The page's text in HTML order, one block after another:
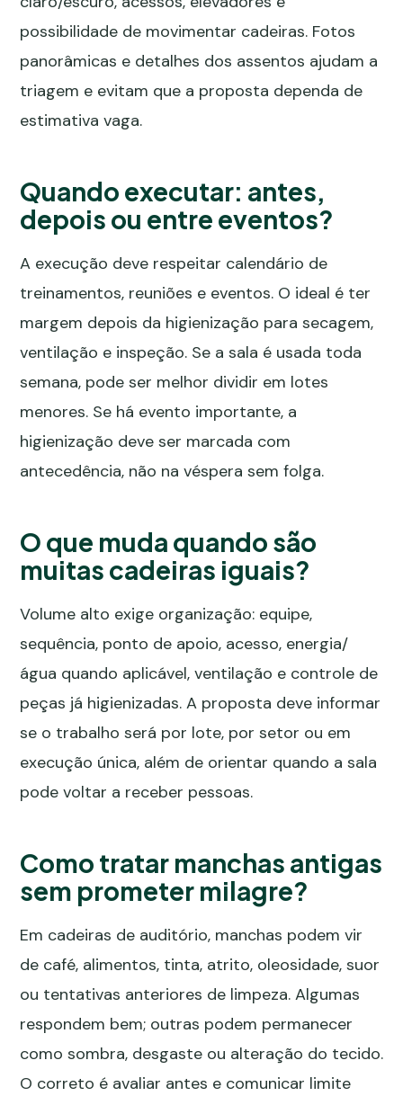
possibilidade de movimentar cadeiras. Fotos
panorâmicas e detalhes dos assentos ajudam a
triagem e evitam que a proposta dependa de
estimativa vaga.
Quando executar: antes,
depois ou entre eventos?
A execução deve respeitar calendário de
treinamentos, reuniões e eventos. O ideal é ter
margem depois da higienização para secagem,
ventilação e inspeção. Se a sala é usada toda
semana, pode ser melhor dividir em lotes
menores. Se há evento importante, a
higienização deve ser marcada com
antecedência, não na véspera sem folga.
O que muda quando são
muitas cadeiras iguais?
Volume alto exige organização: equipe,
sequência, ponto de apoio, acesso, energia/
água quando aplicável, ventilação e controle de
peças já higienizadas. A proposta deve informar
se o trabalho será por lote, por setor ou em
execução única, além de orientar quando a sala
pode voltar a receber pessoas.
Como tratar manchas antigas
sem prometer milagre?
Em cadeiras de auditório, manchas podem vir
de café, alimentos, tinta, atrito, oleosidade, suor
ou tentativas anteriores de limpeza. Algumas
respondem bem; outras podem permanecer
como sombra, desgaste ou alteração do tecido.
O correto é avaliar antes e comunicar limite